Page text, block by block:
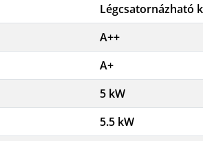
Légcsatornázható
A++
A+
5 kW
5.5 kW